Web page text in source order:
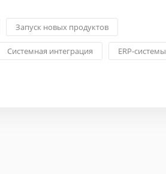
Запуск новых продуктов
Системная интеграция ERP-системы